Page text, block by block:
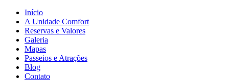
Início
A Unidade Comfort
Reservas e Valores
Galeria
Mapas
Passeios e Atrações
Blog
Contato